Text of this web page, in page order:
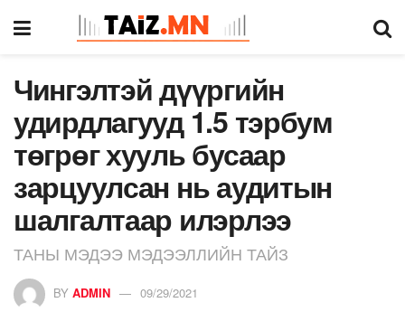
Чингэлтэй дүүргийн
удирдлагууд 1.5 тэрбум
төгрөг хууль бусаар
зарцуулсан нь аудитын
шалгалтаар илэрлээ
ТАНЫ МЭДЭЭ МЭДЭЭЛЛИЙН ТАЙЗ
BY ADMIN 09/29/2021